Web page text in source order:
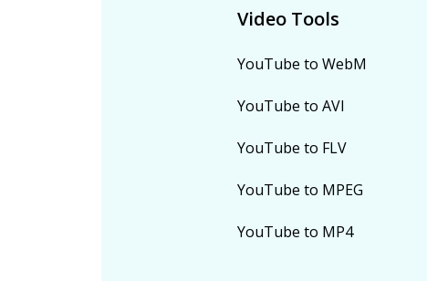
Video Tools
YouTube to WebM
YouTube to AVI
YouTube to FLV
YouTube to MPEG
YouTube to MP4